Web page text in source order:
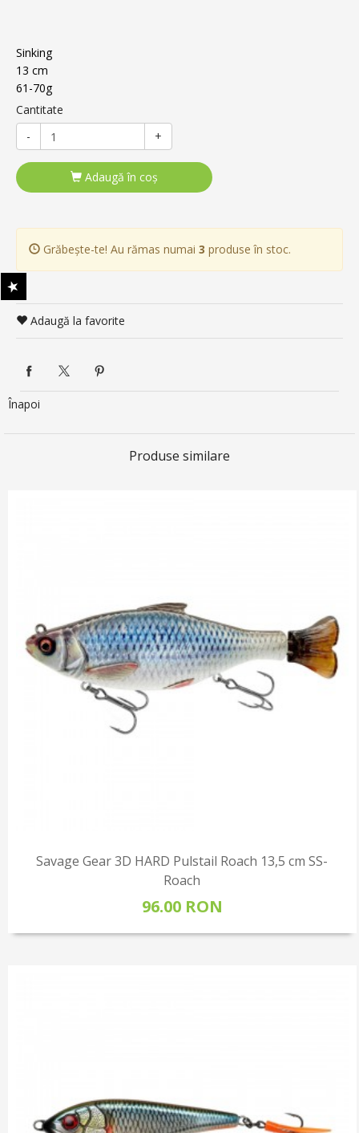
Sinking
13 cm
61-70g
Cantitate
-
+
Adaugă în coş
Grăbește-te! Au rămas numai 3 produse în stoc.
Adaugă la favorite
Înapoi
Produse similare
Savage Gear 3D HARD Pulstail Roach 13,5 cm SS-
Roach
96.00 RON